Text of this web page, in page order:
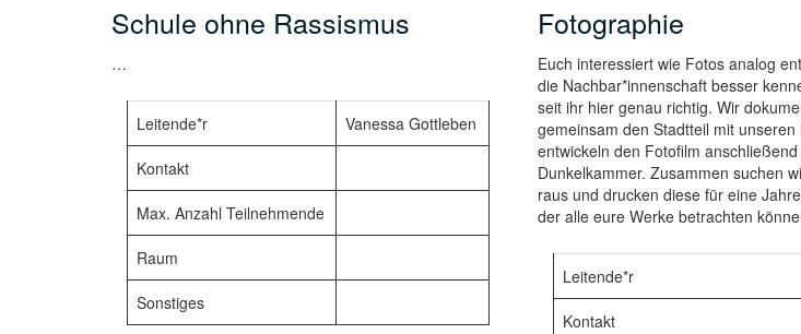
Schule ohne Rassismus
…
Leitende*r Vanessa Gottleben
Kontakt
Max. Anzahl Teilnehmende
Raum
Sonstiges
Fotographie
Euch interessiert wie Fotos analog
die Nachbar*innenschaft besser
seit ihr hier genau richtig. Wir
gemeinsam den Stadtteil mit unseren
entwickeln den Fotofilm
Dunkelkammer. Zusammen suchen
raus und drucken diese für eine
der alle eure Werke betrachten
Leitende*r
Kontakt